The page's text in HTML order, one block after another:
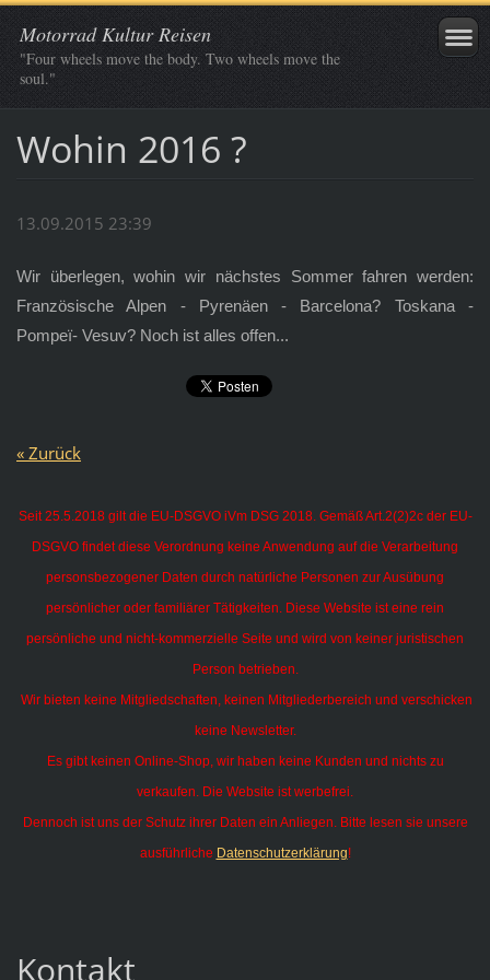
Motorrad Kultur Reisen
"Four wheels move the body. Two wheels move the
soul."
Wohin 2016 ?
13.09.2015 23:39
Wir überlegen, wohin wir nächstes Sommer fahren werden:
Französische Alpen - Pyrenäen - Barcelona? Toskana -
Pompeï- Vesuv? Noch ist alles offen...
« Zurück
Seit 25.5.2018 gilt die EU-DSGVO iVm DSG 2018. Gemäß Art.2(2)2c der EU-
DSGVO findet diese Verordnung keine Anwendung auf die Verarbeitung
personsbezogener Daten durch natürliche Personen zur Ausübung
persönlicher oder familiärer Tätigkeiten. Diese Website ist eine rein
persönliche und nicht-kommerzielle Seite und wird von keiner juristischen
Person betrieben.
Wir bieten keine Mitgliedschaften, keinen Mitgliederbereich und verschicken
keine Newsletter.
Es gibt keinen Online-Shop, wir haben keine Kunden und nichts zu
verkaufen. Die Website ist werbefrei.
Dennoch ist uns der Schutz ihrer Daten ein Anliegen. Bitte lesen sie unsere
ausführliche Datenschutzerklärung!
Kontakt